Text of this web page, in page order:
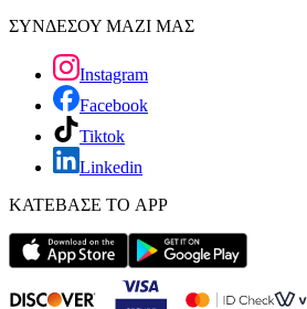
ΣΥΝΔΕΣΟΥ ΜΑΖΙ ΜΑΣ
Instagram
Facebook
Tiktok
Linkedin
ΚΑΤΕΒΑΣΕ ΤΟ APP